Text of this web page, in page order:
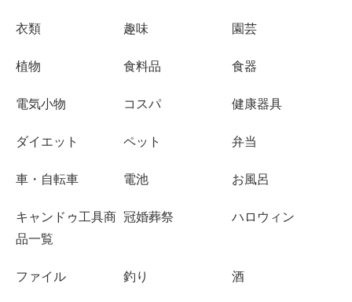
衣類 趣味 園芸
植物 食料品 食器
電気小物 コスパ 健康器具
ダイエット ペット 弁当
車・自転車 電池 お風呂
キャンドゥ工具商
品一覧
冠婚葬祭 ハロウィン
ファイル 釣り 酒